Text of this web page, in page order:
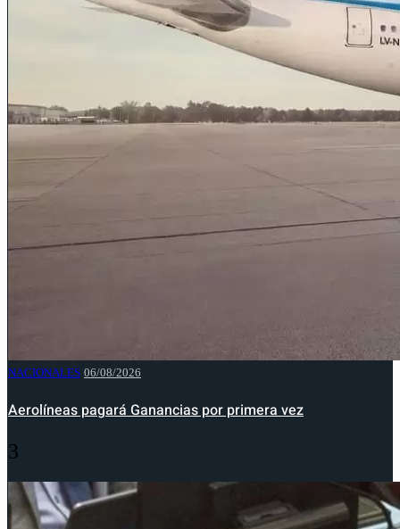
NACIONALES 06/08/2026
Aerolíneas pagará Ganancias por primera vez
3